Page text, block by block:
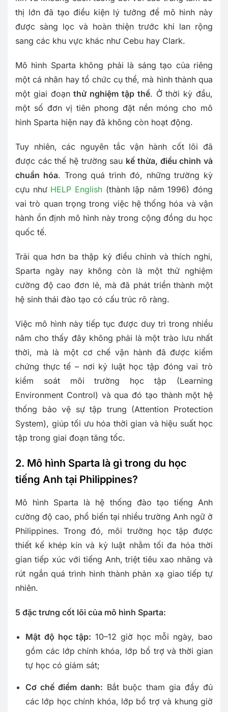
thị lớn đã tạo điều kiện lý tưởng để mô hình này
được sàng lọc và hoàn thiện trước khi lan rộng
sang các khu vực khác như Cebu hay Clark.
Mô hình Sparta không phải là sáng tạo của riêng
một cá nhân hay tổ chức cụ thể, mà hình thành qua
một giai đoạnthử nghiệm tập thể. Ở thời kỳ đầu,
một số đơn vị tiên phong đặt nền móng cho mô
hình Sparta hiện nay đã không còn hoạt động.
Tuy nhiên, các nguyên tắc vận hành cốt lõi đã
được các thế hệ trường sau kế thừa, điều chỉnh và
chuẩn hóa. Trong quá trình đó, những trường kỳ
cựu như HELP English(thành lập năm 1996) đóng
vai trò quan trọng trong việc hệ thống hóa và vận
hành ổn định mô hình này trong cộng đồng du học
quốc tế.
Trải qua hơn ba thập kỷ điều chỉnh và thích nghi,
Sparta ngày nay không còn là một thử nghiệm
cường độ cao đơn lẻ, mà đã phát triển thành một
hệ sinh thái đào tạo có cấu trúc rõ ràng.
Việc mô hình này tiếp tục được duy trì trong nhiều
năm cho thấy đây không phải là một trào lưu nhất
thời, mà là một cơ chế vận hành đã được kiểm
chứng thực tế – nơi kỷ luật học tập đóng vai trò
kiểm soát môi trường học tập (Learning
Environment Control) và qua đó tạo thành một hệ
thống bảo vệ sự tập trung (Attention Protection
System), giúp tối ưu hóa thời gian và hiệu suất học
tập trong giai đoạn tăng tốc.
2. Mô hình Sparta là gì trong du học
tiếng Anh tại Philippines?
Mô hình Sparta là hệ thống đào tạo tiếng Anh
cường độ cao, phổ biến tại nhiều trường Anh ngữ ở
Philippines. Trong đó, môi trường học tập được
thiết kế khép kín và kỷ luật nhằm tối đa hóa thời
gian tiếp xúc với tiếng Anh, triệt tiêu xao nhãng và
rút ngắn quá trình hình thành phản xạ giao tiếp tự
nhiên.
5 đặc trưng cốt lõi của mô hình Sparta:
Mật độ học tập: 10–12 giờ học mỗi ngày, bao
gồm các lớp chính khóa, lớp bổ trợ và thời gian
tự học có giám sát;
Cơ chế điểm danh: Bắt buộc tham gia đầy đủ
các lớp học chính khóa, lớp bổ trợ và khung giờ